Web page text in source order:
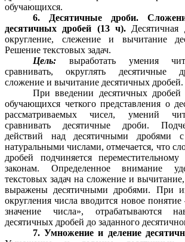
обучающихся.
6. Десятичные дроби.
десятичных дробей (13 ч). Десятичная
округление, слежение и вычитание
Решение текстовых задач.
Цель: выработать умения
сравнивать, округлять десятичные
сложение и вычитание десятичных дробей.
При введении десятичных
обучающихся четкого представления о
рассматриваемых чисел, умений
сравнивать десятичные дроби.
действий над десятичными дробями
натуральными числами, отмечается, что
дробей подчиняется
законам. Определенное внимание
текстовых задач на сложение и
выражены десятичными дробями. При
округления числа вводится новое
значение числа», отрабатываются
десятичных дробей до заданного
7. Умножение и деление